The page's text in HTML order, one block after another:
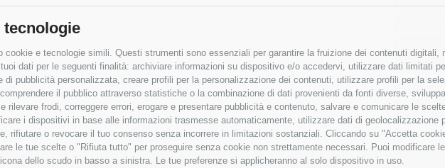
tecnologie
cookie e tecnologie simili. Questi strumenti sono essenziali per garantire la fruizione dei contenuti
dati per le seguenti finalità: archiviare informazioni su dispositivo e/o accedervi, utilizzare dati limitati
pubblicità personalizzata, creare profili per la personalizzazione dei contenuti, utilizzare profili per la
il pubblico attraverso statistiche o la combinazione di dati provenienti da fonti diverse,
rilevare frodi, correggere errori, erogare e presentare pubblicità e contenuto, salvare e comunicare le
i dispositivi in base alle informazioni trasmesse automaticamente, utilizzare dati di
rifiutare o revocare il tuo consenso senza incorrere in limitazioni sostanziali. Cliccando su "Accetta
le tue scelte o "Rifiuta tutto" per proseguire senza cookie non strettamente necessari. Puoi modificare
dello scudo in basso a sinistra. Le tue preferenze si applicheranno al solo dispositivo in uso.
sindaco
temporali
villa